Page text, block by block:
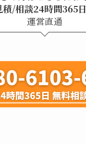
積/相談24時間365
運営直通